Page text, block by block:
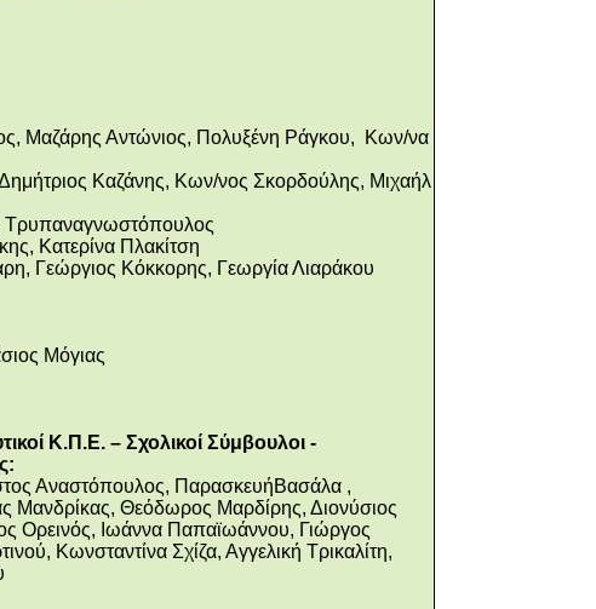
Μαζάρης Αντώνιος, Πολυξένη Ράγκου, Kων/να
Καζάνης, Κων/νος Σκορδούλης, Μιχαήλ
Τρυπαναγνωστόπουλος
Κατερίνα Πλακίτση
Γεώργιος Κόκκορης, Γεωργία Λιαράκου
Mόγιας
Κ.Π.Ε. – Σχολικοί Σύμβουλοι -
Αναστόπουλος, ΠαρασκευήΒασάλα ,
Μανδρίκας, Θεόδωρος Μαρδίρης, Διονύσιος
Ορεινός, Ιωάννα Παπαϊωάννου, Γιώργος
Κωνσταντίνα Σχίζα, Αγγελική Τρικαλίτη,